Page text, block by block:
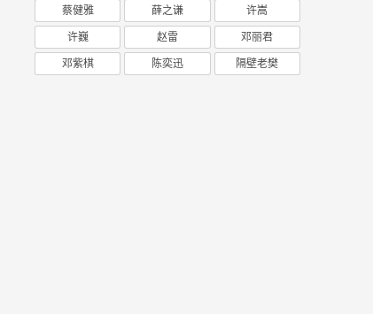
蔡健雅 薛之谦 许嵩
许巍 赵雷 邓丽君
邓紫棋 陈奕迅 隔壁老樊